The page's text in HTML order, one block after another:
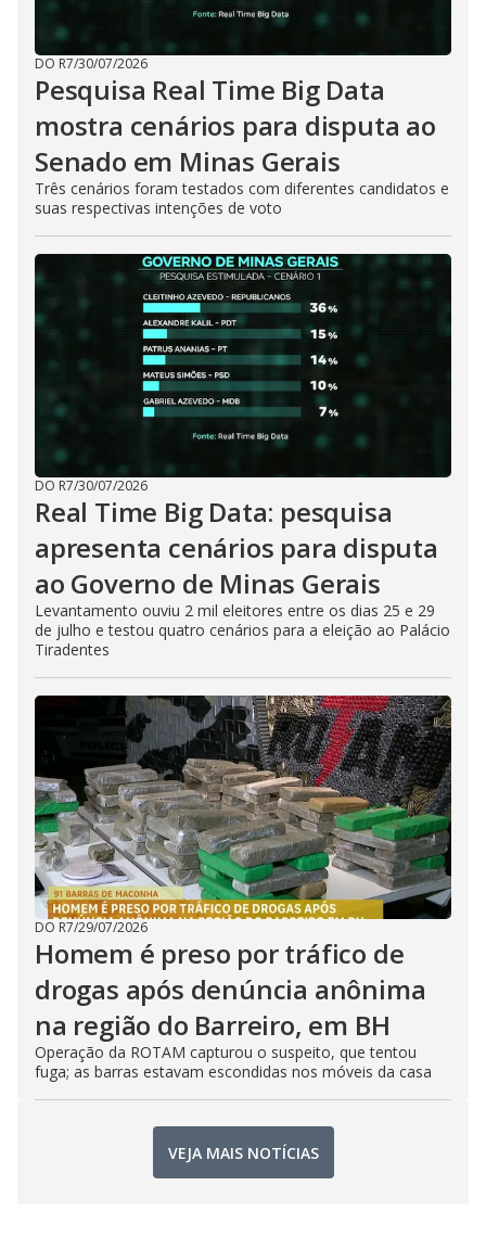
DO R7/30/07/2026
Pesquisa Real Time Big Data
mostra cenários para disputa ao
Senado em Minas Gerais
Três cenários foram testados com diferentes candidatos e
suas respectivas intenções de voto
DO R7/30/07/2026
Real Time Big Data: pesquisa
apresenta cenários para disputa
ao Governo de Minas Gerais
Levantamento ouviu 2 mil eleitores entre os dias 25 e 29
de julho e testou quatro cenários para a eleição ao Palácio
Tiradentes
DO R7/29/07/2026
Homem é preso por tráfico de
drogas após denúncia anônima
na região do Barreiro, em BH
Operação da ROTAM capturou o suspeito, que tentou
fuga; as barras estavam escondidas nos móveis da casa
VEJA MAIS NOTÍCIAS